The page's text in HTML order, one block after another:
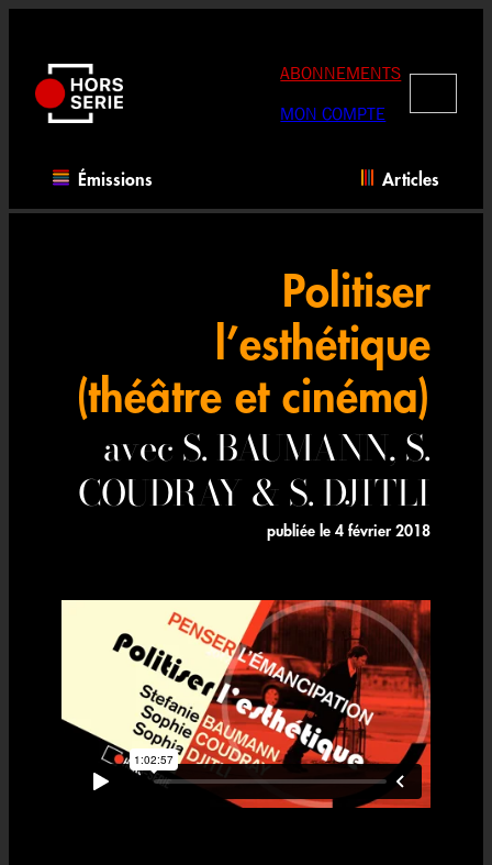
contenu
ABONNEMENTS
MON COMPTE
Émissions Articles
Politiser
l’esthétique
(théâtre et cinéma)
avec S. BAUMANN, S.
COUDRAY & S. DJITLI
publiée le 4 février 2018